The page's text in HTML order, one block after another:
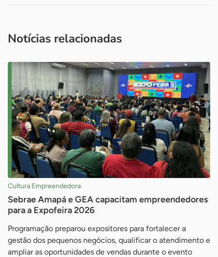
Notícias relacionadas
Cultura Empreendedora
Sebrae Amapá e GEA capacitam empreendedores
para a Expofeira 2026
Programação preparou expositores para fortalecer a
gestão dos pequenos negócios, qualificar o atendimento e
ampliar as oportunidades de vendas durante o evento